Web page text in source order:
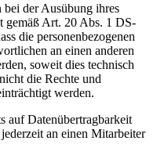
bei der Ausübung ihres
gemäß Art. 20 Abs. 1 DS-
die personenbezogenen
an einen anderen
soweit dies technisch
die Rechte und
werden.
auf Datenübertragbarkeit
an einen Mitarbeiter